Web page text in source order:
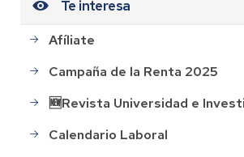
Te interesa
Afíliate
Campaña de la Renta 2025
🆕Revista Universidad e
Calendario Laboral